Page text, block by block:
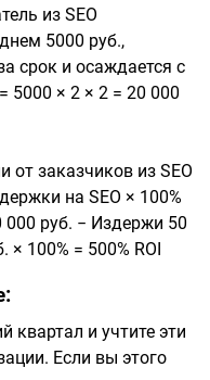
из SEO
5000 руб.,
срок и осаждается с
5000 × 2 × 2 = 20 000
от заказчиков из SEO
на SEO × 100%
руб. − Издержи 50
× 100% = 500% ROI
квартал и учтите эти
Если вы этого